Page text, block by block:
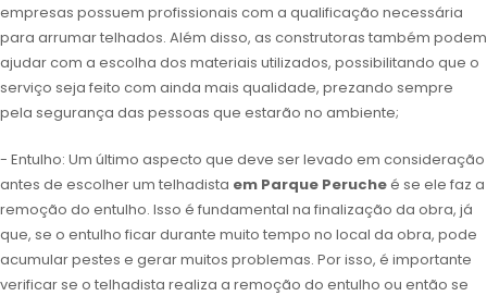
empresas possuem profissionais com a qualificação necessária
para arrumar telhados. Além disso, as construtoras também podem
ajudar com a escolha dos materiais utilizados, possibilitando que o
serviço seja feito com ainda mais qualidade, prezando sempre
pela segurança das pessoas que estarão no ambiente;
- Entulho: Um último aspecto que deve ser levado em consideração
antes de escolher um telhadista em Parque Perucheé se ele faz a
remoção do entulho. Isso é fundamental na finalização da obra, já
que, se o entulho ficar durante muito tempo no local da obra, pode
acumular pestes e gerar muitos problemas. Por isso, é importante
verificar se o telhadista realiza a remoção do entulho ou então se